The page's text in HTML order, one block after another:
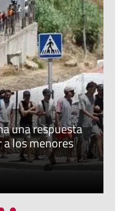
una respuesta
los menores